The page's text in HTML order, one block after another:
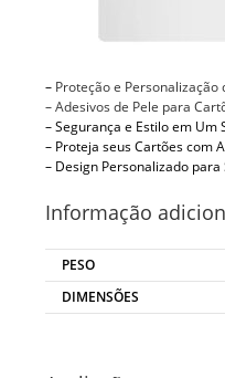
– Proteção e
– Adesivos de Pele para
– Segurança e Estilo em Um
– Proteja seus Cartões com
– Design Personalizado
Informação
PESO
DIMENSÕES